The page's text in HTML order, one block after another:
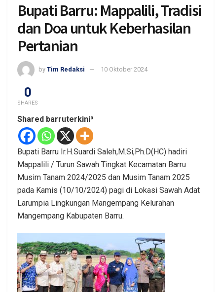
Bupati Barru: Mappalili, Tradisi
dan Doa untuk Keberhasilan
Pertanian
by Tim Redaksi 10 Oktober 2024
0
SHARES
Shared barruterkini⁹
Bupati Barru Ir.H.Suardi Saleh,M.Si,Ph.D(HC) hadiri
Mappalili / Turun Sawah Tingkat Kecamatan Barru
Musim Tanam 2024/2025 dan Musim Tanam 2025
pada Kamis (10/10/2024) pagi di Lokasi Sawah Adat
Larumpia Lingkungan Mangempang Kelurahan
Mangempang Kabupaten Barru.